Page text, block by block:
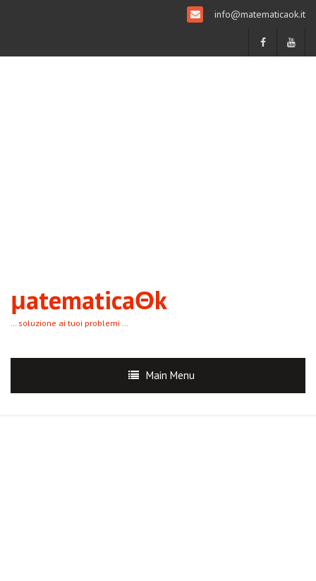
info@matematicaok.it
μatematicaΘk
… soluzione ai tuoi problemi …
Main Menu